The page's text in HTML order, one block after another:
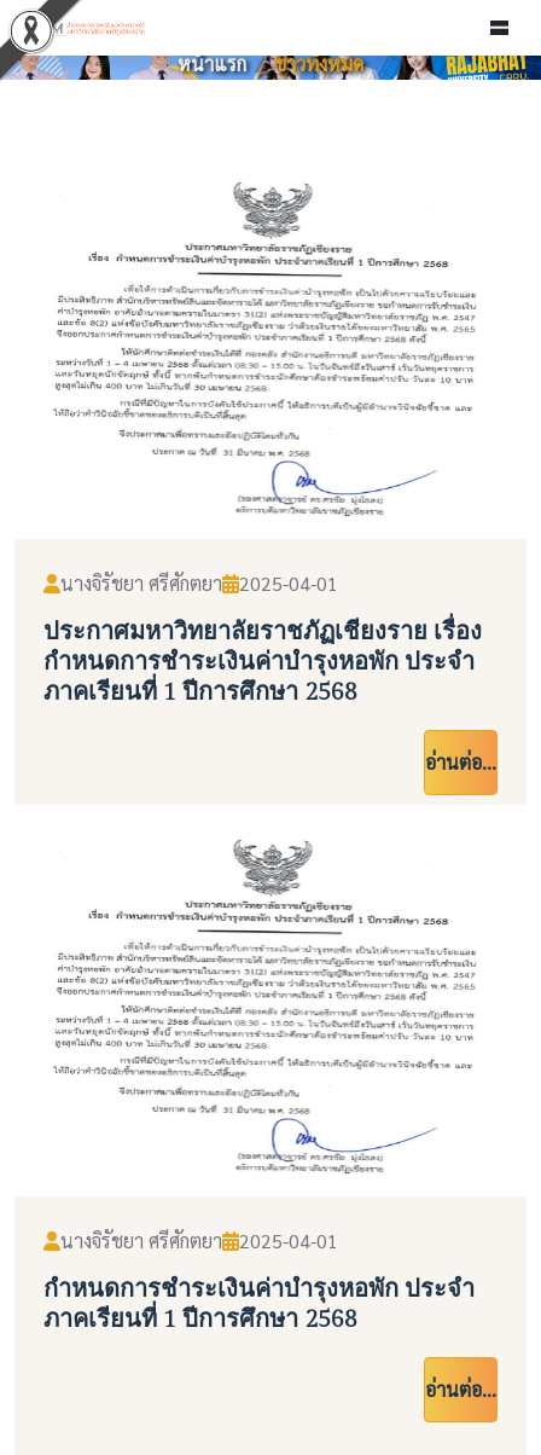
หน้าแรก ข่าวทั้งหมด
นางจิรัชยา ศรีศักตยา 2025-04-01
ประกาศมหาวิทยาลัยราชภัฏเชียงราย เรื่อง
กำหนดการชำระเงินค่าบำรุงหอพัก ประจำ
ภาคเรียนที่ 1 ปีการศึกษา 2568
อ่านต่อ...
นางจิรัชยา ศรีศักตยา 2025-04-01
กำหนดการชำระเงินค่าบำรุงหอพัก ประจำ
ภาคเรียนที่ 1 ปีการศึกษา 2568
อ่านต่อ...